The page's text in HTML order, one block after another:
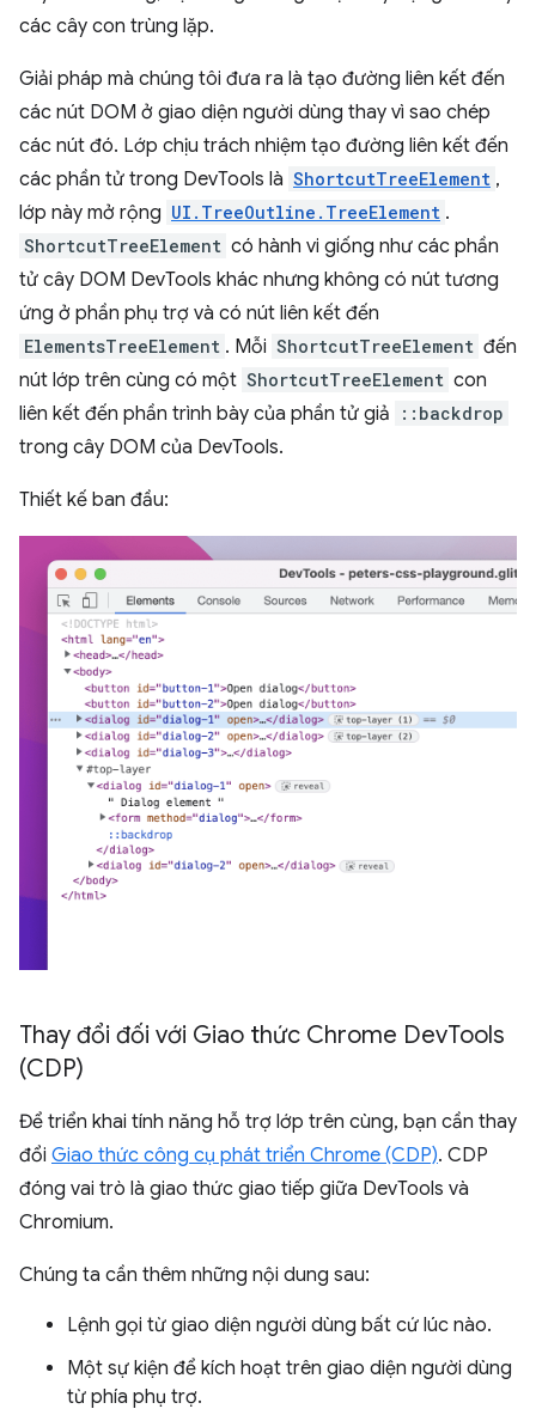
các cây con trùng lặp.
Giải pháp mà chúng tôi đưa ra là tạo đường liên kết đến
các nút DOM ở giao diện người dùng thay vì sao chép
các nút đó. Lớp chịu trách nhiệm tạo đường liên kết đến
các phần tử trong DevTools là ShortcutTreeElement ,
lớp này mở rộng UI.TreeOutline.TreeElement .
ShortcutTreeElement có hành vi giống như các phần
tử cây DOM DevTools khác nhưng không có nút tương
ứng ở phần phụ trợ và có nút liên kết đến
ElementsTreeElement . Mỗi ShortcutTreeElement đến
nút lớp trên cùng có một ShortcutTreeElement con
liên kết đến phần trình bày của phần tử giả
::backdrop
trong cây DOM của DevTools.
Thiết kế ban đầu:
Thay đổi đối với Giao thức Chrome DevTools
(CDP)
Để triển khai tính năng hỗ trợ lớp trên cùng, bạn cần thay
đổi Giao thức công cụ phát triển Chrome (CDP). CDP
đóng vai trò là giao thức giao tiếp giữa DevTools và
Chromium.
Chúng ta cần thêm những nội dung sau:
Lệnh gọi từ giao diện người dùng bất cứ lúc nào.
Một sự kiện để kích hoạt trên giao diện người dùng
từ phía phụ trợ.